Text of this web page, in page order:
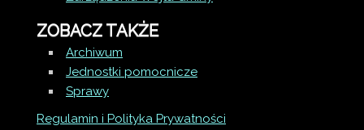
ZOBACZ TAKŻE
Archiwum
Jednostki pomocnicze
Sprawy
Regulamin i Polityka Prywatności